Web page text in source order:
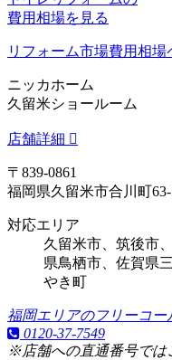
費用相場を見る
リフォーム市場費用相場
ニッカホーム
久留米ショールーム
店舗詳細
〒839-0861
福岡県久留米市合川町63-
対応エリア
久留米市、筑後市
県鳥栖市、佐賀県
やき町
福岡エリアのフリーコー
0120-37-7549
※店舗への直通番号では